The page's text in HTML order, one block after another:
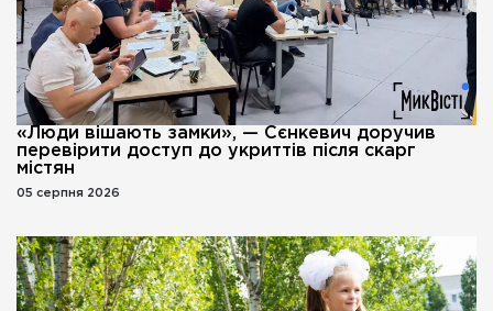
«Люди вішають замки», — Сєнкевич доручив
перевірити доступ до укриттів після скарг
містян
05 серпня 2026